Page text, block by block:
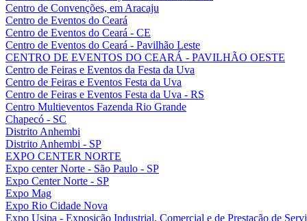
Centro de Convenções, em Aracaju
Centro de Eventos do Ceará
Centro de Eventos do Ceará - CE
Centro de Eventos do Ceará - Pavilhão Leste
CENTRO DE EVENTOS DO CEARÁ - PAVILHÃO OESTE
Centro de Feiras e Eventos da Festa da Uva
Centro de Feiras e Eventos Festa da Uva
Centro de Feiras e Eventos Festa da Uva - RS
Centro Multieventos Fazenda Rio Grande
Chapecó - SC
Distrito Anhembi
Distrito Anhembi - SP
EXPO CENTER NORTE
Expo center Norte - São Paulo - SP
Expo Center Norte - SP
Expo Mag
Expo Rio Cidade Nova
Expo Usipa - Exposição Industrial, Comercial e de Prestação de